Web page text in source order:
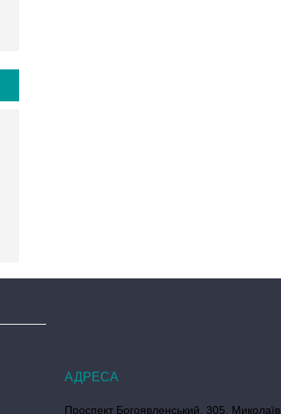
Проспект Богоявленський, 305, Миколаїв,